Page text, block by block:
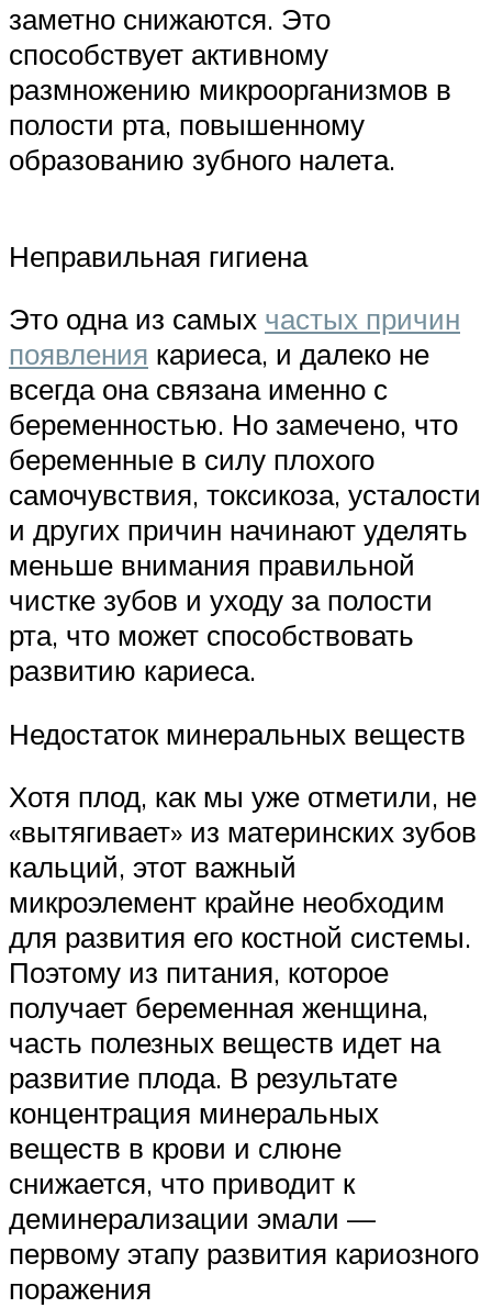
заметно снижаются. Это
способствует активному
размножению микроорганизмов в
полости рта, повышенному
образованию зубного налета.
Неправильная гигиена
Это одна из самых частых причин
появления кариеса, и далеко не
всегда она связана именно с
беременностью. Но замечено, что
беременные в силу плохого
самочувствия, токсикоза, усталости
и других причин начинают уделять
меньше внимания правильной
чистке зубов и уходу за полости
рта, что может способствовать
развитию кариеса.
Недостаток минеральных веществ
Хотя плод, как мы уже отметили, не
«вытягивает» из материнских зубов
кальций, этот важный
микроэлемент крайне необходим
для развития его костной системы.
Поэтому из питания, которое
получает беременная женщина,
часть полезных веществ идет на
развитие плода. В результате
концентрация минеральных
веществ в крови и слюне
снижается, что приводит к
деминерализации эмали —
первому этапу развития кариозного
поражения